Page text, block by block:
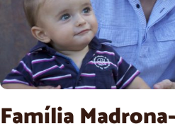
Família